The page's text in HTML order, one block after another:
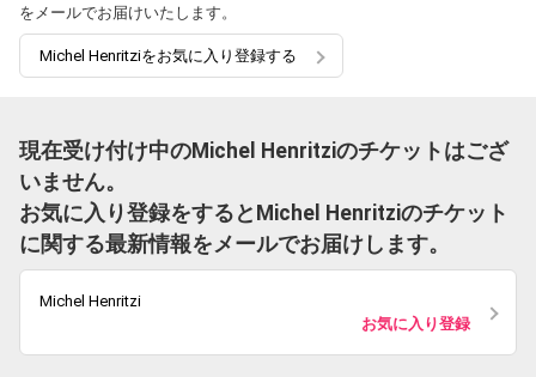
をメールでお届けいたします。
Michel Henritziをお気に入り登録する
現在受け付け中のMichel Henritziのチケットはござ
いません。
お気に入り登録をするとMichel Henritziのチケット
に関する最新情報をメールでお届けします。
Michel Henritzi
お気に入り登録